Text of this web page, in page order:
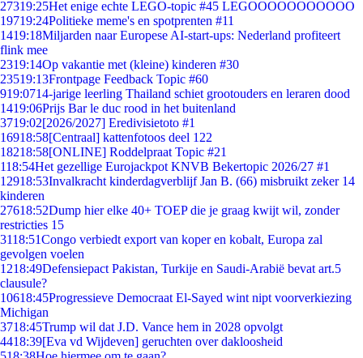
27319:25Het enige echte LEGO-topic #45 LEGOOOOOOOOOOO
19719:24Politieke meme's en spotprenten #11
1419:18Miljarden naar Europese AI-start-ups: Nederland profiteert
flink mee
2319:14Op vakantie met (kleine) kinderen #30
23519:13Frontpage Feedback Topic #60
919:0714-jarige leerling Thailand schiet grootouders en leraren dood
1419:06Prijs Bar le duc rood in het buitenland
3719:02[2026/2027] Eredivisietoto #1
16918:58[Centraal] kattenfotoos deel 122
18218:58[ONLINE] Roddelpraat Topic #21
118:54Het gezellige Eurojackpot KNVB Bekertopic 2026/27 #1
12918:53Invalkracht kinderdagverblijf Jan B. (66) misbruikt zeker 14
kinderen
27618:52Dump hier elke 40+ TOEP die je graag kwijt wil, zonder
restricties 15
3118:51Congo verbiedt export van koper en kobalt, Europa zal
gevolgen voelen
1218:49Defensiepact Pakistan, Turkije en Saudi-Arabië bevat art.5
clausule?
10618:45Progressieve Democraat El-Sayed wint nipt voorverkiezing
Michigan
3718:45Trump wil dat J.D. Vance hem in 2028 opvolgt
4418:39[Eva vd Wijdeven] geruchten over dakloosheid